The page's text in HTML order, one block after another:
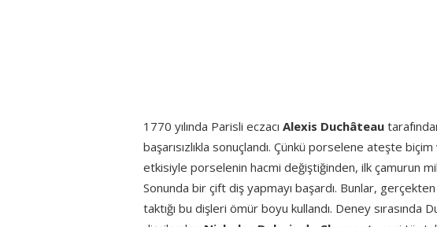
1770 yılında Parisli eczacı Alexis Duchâteau
başarısızlıkla sonuçlandı. Çünkü porselene ateşte
etkisiyle porselenin hacmi değiştiğinden, ilk çamurun
Sonunda bir çift diş yapmayı başardı. Bunlar,
taktığı bu dişleri ömür boyu kullandı. Deney sırasında